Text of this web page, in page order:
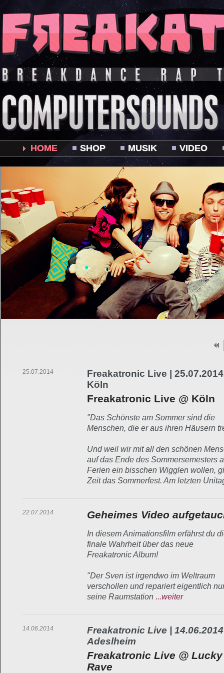
HOME SHOP MUSIK VIDEO
25.07.2014
Freakatronic Live |
Köln
Freakatronic Live @ Köln
"Das Schönste am Sommer sind die
Menschen, die er aus ihren Häusern
Und weil wir mit all den schönen
auf das Ende des Sommersemesters
Ferien ein bisschen Wigglen wollen,
Zeit das Sommerfest. Am letzten
22.07.2014 Geheimes Video
In diesem Animationsfilm erfährst du
finale Wahrheit über das neue
Freakatronic Album!
"Der Sven ist irgendwo im Weltraum
verschollen und repariert eigentlich
seine Raumstation ...weiter
14.06.2014
Freakatronic Live |
Adeslheim
Freakatronic Live @ Lucky
Rave